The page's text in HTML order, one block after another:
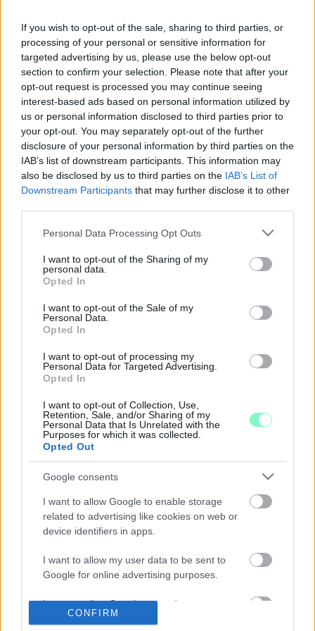
If you wish to opt-out of the sale, sharing to third parties, or
processing of your personal or sensitive information for
targeted advertising by us, please use the below opt-out
section to confirm your selection. Please note that after your
opt-out request is processed you may continue seeing
interest-based ads based on personal information utilized by
us or personal information disclosed to third parties prior to
your opt-out. You may separately opt-out of the further
disclosure of your personal information by third parties on the
IAB’s list of downstream participants. This information may
also be disclosed by us to third parties on the IAB’s List of
Downstream Participants that may further disclose it to other
Please note that this website/app uses one or more Google
not limited to your visit or usage behaviour. You may click to
grant or deny consent to Google and its third-party tags to
use your data for below specified purposes in below Google
consent section.
Personal Data Processing Opt Outs
I want to opt-out of the Sharing of my
personal data.
Opted In
I want to opt-out of the Sale of my
Personal Data.
Opted In
I want to opt-out of processing my
Personal Data for Targeted Advertising.
Opted In
I want to opt-out of Collection, Use,
Retention, Sale, and/or Sharing of my
Personal Data that Is Unrelated with the
Purposes for which it was collected.
Opted Out
Google consents
I want to allow Google to enable storage
related to advertising like cookies on web or
device identifiers in apps.
I want to allow my user data to be sent to
Google for online advertising purposes.
I want to allow Google to send me
personalized advertising.
CONFIRM
AKÁR MÉGIS MEGÉPÜLHET A FAKITERMELŐ ÚT
A KŐSZEGI-HEGYSÉGEN, IMMÁRON HATÓSÁGI
ENGEDÉLY NÉLKÜL
2022. augusztus. 06. 08:18
Két éve a helyiek ellenállása miatt visszakozott a fakitermelő út
megépítésétől az erdészet, az új kormányrendelet azonban
lehetőséget ad rá, hogy hatósági engedély nélkül is elinduljon az
építkezés az erdőben.
MEGKEZDŐDIK A FAKIVÁGÁS A GYŐR BELSŐ
TEHERMENTESÍTŐ ÚT NYOMVONALÁN
2021. október. 29. 18:08
Jövő hét keddtől berregnek a láncfűrészek.
SZÁZALÉKÁT KIHALÁS FENYEGETI
A három legfőbb fenyegetést jelenleg a mezőgazdaság, a
fakitermelés és az állattenyésztés jelenti.
MIATT NEM MEHETTÜNK BE A KŐSZEGI
KÖZMEGHALLGATÁSRA
Rekordgyorsasággal került nyilvánosságra az ülés 3 órás
hanganyaga.
FOG KŐSZEG A TERVEZETT FAKITERMELŐ ÚT
OKOZTA FORGALOMNÖVEKEDÉS ELLEN?
2020. július. 02. 16:00
A város önkormányzata e-mailben várja az észrevételeket, a
polgármester pedig úgy tűnik, az állami céggel szemben a
városiak mellé áll.
ODABENTRŐL SEM TŰNT VALÓDI
KÖZMEGHALLGATÁSNAK A KŐSZEGI-
HEGYSÉGRE TERVEZETT FAKITERMELŐ ÚT
2020. július. 02. 11:42
Sem a sajtót, sem a kőszegieket nem engedték be a hétfői
közmeghallgatásra, így egy előadássorozatba fulladt az